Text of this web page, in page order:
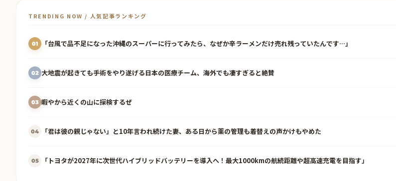
TRENDING NOW / 人気記事ランキング
01 「台風で品不足になった沖縄のスーパーに行ってみたら、なぜか辛ラーメンだけ売れ残っていたんです…」
02 大地震が起きても手術をやり遂げる日本の医療チーム、海外でも凄すぎると絶賛
03 暇やから近くの山に探検するぜ
04 「君は彼の親じゃない」と10年言われ続けた妻、ある日から薬の管理も着替えの声かけもやめた
05 「トヨタが2027年に次世代ハイブリッドバッテリーを導入へ！最大1000kmの航続距離や超高速充電を目指す」